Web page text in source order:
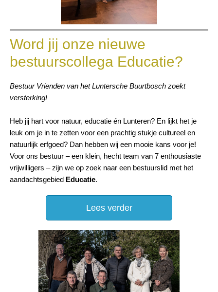
Word jij onze nieuwe
bestuurscollega Educatie?
Bestuur Vrienden van het Luntersche Buurtbosch zoekt
versterking!
Heb jij hart voor natuur, educatie én Lunteren? En lijkt het je
leuk om je in te zetten voor een prachtig stukje cultureel en
natuurlijk erfgoed? Dan hebben wij een mooie kans voor je!
Voor ons bestuur – een klein, hecht team van 7 enthousiaste
vrijwilligers – zijn we op zoek naar een bestuurslid met het
aandachtsgebied Educatie.
Lees verder